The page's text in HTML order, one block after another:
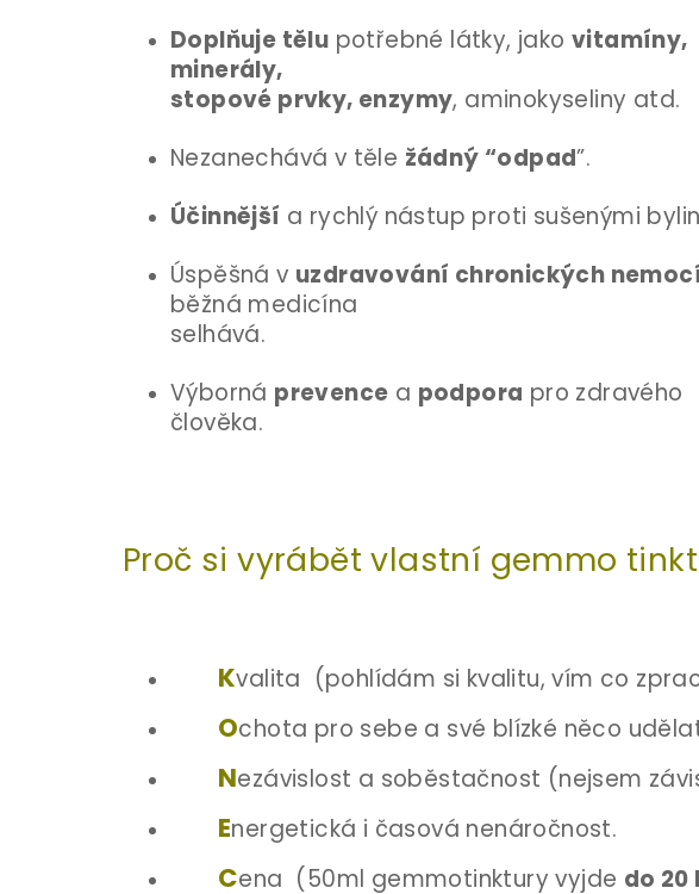
Doplňuje tělu potřebné látky, jakovitamíny,
minerály,
stopové prvky, enzymy, aminokyseliny atd.
Nezanechává v těle žádný “odpad”.
Účinnější a rychlý nástup proti sušenými
Úspěšná v uzdravování chronických
běžná medicína
selhává.
Výborná prevence a podpora pro zdravého
člověka.
Proč si vyrábět vlastní gemmo
Kvalita (pohlídám si kvalitu, vím co
Ochota pro sebe a své blízké něco
Nezávislost a soběstačnost (nejsem
Energetická i časová nenáročnost.
Cena (50ml gemmotinktury vyjde do 20